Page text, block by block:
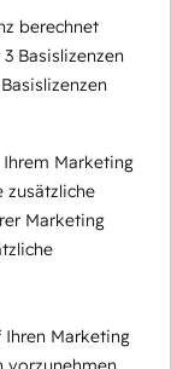
berechnet
Basislizenzen
Marketing
zusätzliche
Marketing
Marketing